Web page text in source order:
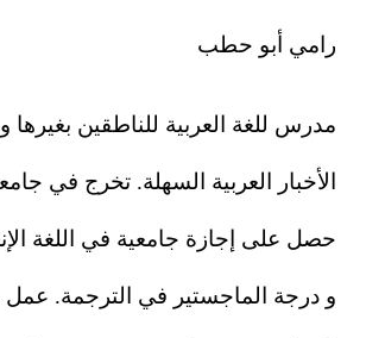
رامي أبو حطب
مدرس للغة العربية للناطقين
الأخبار العربية السهلة. تخرج في
حصل على إجازة جامعية في اللغة
و درجة الماجستير في الترجمة. عمل